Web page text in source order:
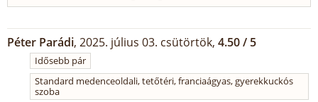
Péter Parádi, 2025. július 03. csütörtök, 4.50 / 5
Idősebb pár
Standard medenceoldali, tetőtéri, franciaágyas, gyerekkuckós
szoba